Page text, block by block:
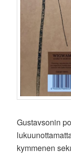
Gustavsonin
kymmenen